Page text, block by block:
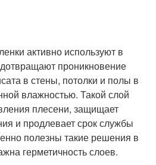
активно используют в
проникновение
в стены, потолки и полы в
влажностью. Такой слой
плесени, защищает
и продлевает срок службы
полезны такие решения в
герметичность слоев.